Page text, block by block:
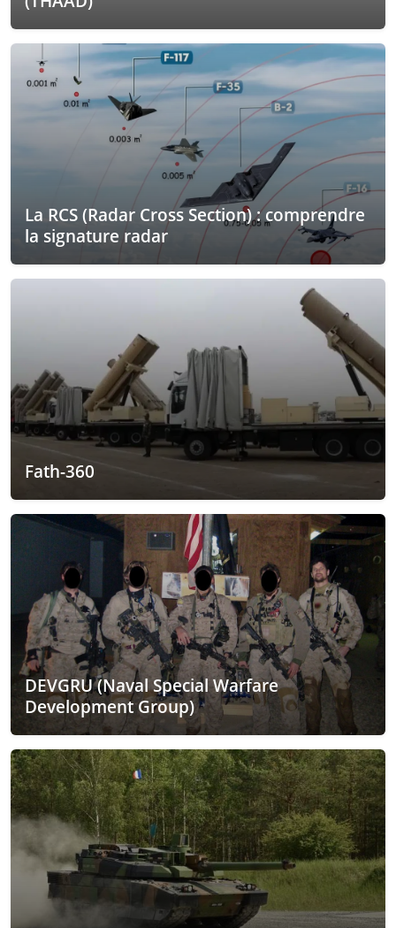
La RCS (Radar Cross Section) : comprendre
la signature radar
Fath-360
DEVGRU (Naval Special Warfare
Development Group)